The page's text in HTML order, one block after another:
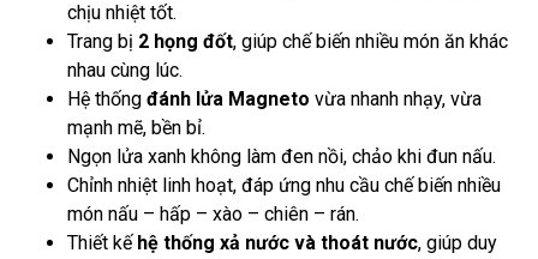
chịu nhiệt tốt.
Trang bị 2 họng đốt, giúp chế biến nhiều món ăn khác
nhau cùng lúc.
Hệ thống đánh lửa Magneto vừa nhanh nhạy, vừa
mạnh mẽ, bền bỉ.
Ngọn lửa xanh không làm đen nồi, chảo khi đun nấu.
Chỉnh nhiệt linh hoạt, đáp ứng nhu cầu chế biến nhiều
món nấu – hấp – xào – chiên – rán.
Thiết kế hệ thống xả nước và thoát nước, giúp duy